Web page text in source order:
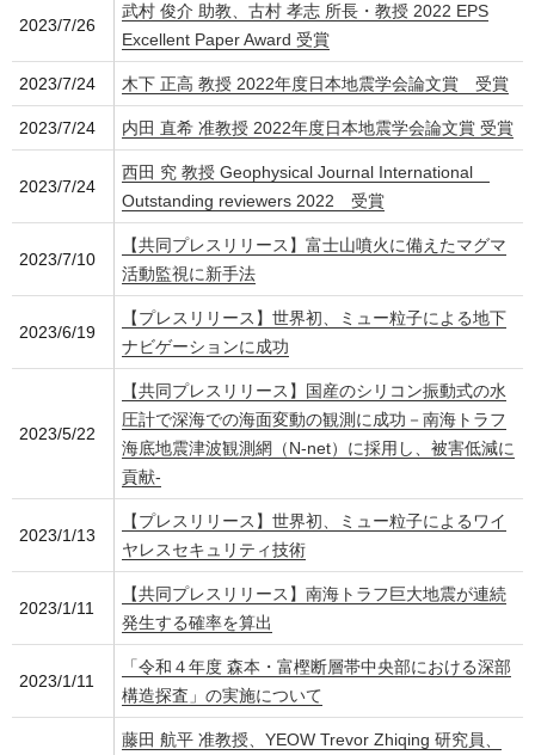
2023/7/26
武村 俊介 助教、古村 孝志 所長・教授 2022 EPS
Excellent Paper Award 受賞
2023/7/24 木下 正高 教授 2022年度日本地震学会論文賞 受賞
2023/7/24 内田 直希 准教授 2022年度日本地震学会論文賞 受賞
2023/7/24
西田 究 教授 Geophysical Journal International
Outstanding reviewers 2022 受賞
2023/7/10
【共同プレスリリース】富士山噴火に備えたマグマ
活動監視に新手法
2023/6/19
【プレスリリース】世界初、ミュー粒子による地下
ナビゲーションに成功
2023/5/22
【共同プレスリリース】国産のシリコン振動式の水
圧計で深海での海面変動の観測に成功－南海トラフ
海底地震津波観測網（N-net）に採用し、被害低減に
貢献-
2023/1/13
【プレスリリース】世界初、ミュー粒子によるワイ
ヤレスセキュリティ技術
2023/1/11
【共同プレスリリース】南海トラフ巨大地震が連続
発生する確率を算出
2023/1/11
「令和４年度 森本・富樫断層帯中央部における深部
構造探査」の実施について
藤田 航平 准教授、YEOW Trevor Zhiqing 研究員、